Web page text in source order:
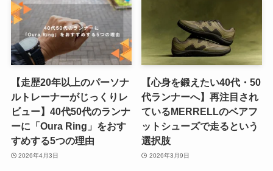
【走歴20年以上のパーソナ
ルトレーナーがじっくりレ
ビュー】40代50代のランナ
ーに「Oura Ring」をおす
すめする5つの理由
2026年4月3日
【心身を鍛えたい40代・50
代ランナーへ】再注目され
ているMERRELLのベアフ
ットシューズで走るという
選択肢
2026年3月9日